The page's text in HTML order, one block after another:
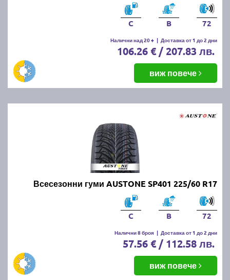
C B 72
Налични над 20 + | Доставка от 1 до 2 дни
106.26 € / 207.83 лв.
виж повече
Всесезонни гуми AUSTONE SP401 225/60 R17
C B 72
Налични 8 броя | Доставка от 1 до 2 дни
57.56 € / 112.58 лв.
виж повече